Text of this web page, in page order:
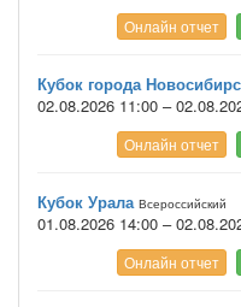
Онлайн отчет
Кубок города
02.08.2026 11:00 –
Онлайн отчет
Кубок Урала Всероссийский
01.08.2026 14:00 –
Онлайн отчет